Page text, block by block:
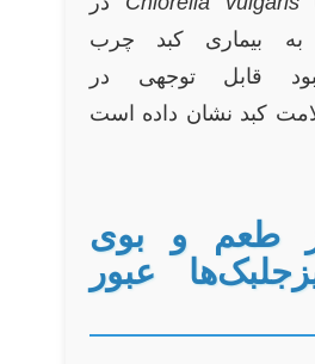
به بیماری کبد چرب
قابل توجهی در
کبد نشان داده است
طعم و بوی
عبور